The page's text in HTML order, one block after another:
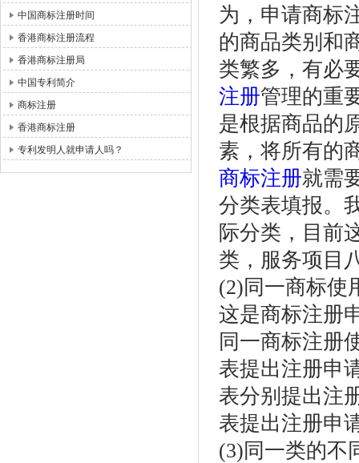
中国商标注册时间
香港商标注册流程
香港商标注册局
中国专利简介
商标注册
香港商标注册
专利发明人就申请人吗？
为，申请商标
的商品类别和
类繁多，有必
注册管理的重
是根据商品的
素，将所有的
商标注册就需
分类表填报。
际分类，目前
类，服务项目
(2)同一商标使
这是商标注册
同一商标注册
表提出注册申
表分别提出注
表提出注册申
(3)同一类的不